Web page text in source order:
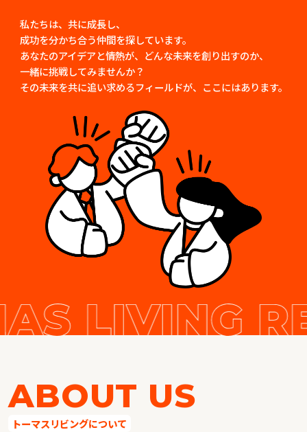
私たちは、共に成長し、
成功を分かち合う仲間を探しています。
あなたのアイデアと情熱が、どんな未来を創り出すのか、
一緒に挑戦してみませんか？
その未来を共に追い求めるフィールドが、ここにはあります。
ABOUT US
トーマスリビングについて